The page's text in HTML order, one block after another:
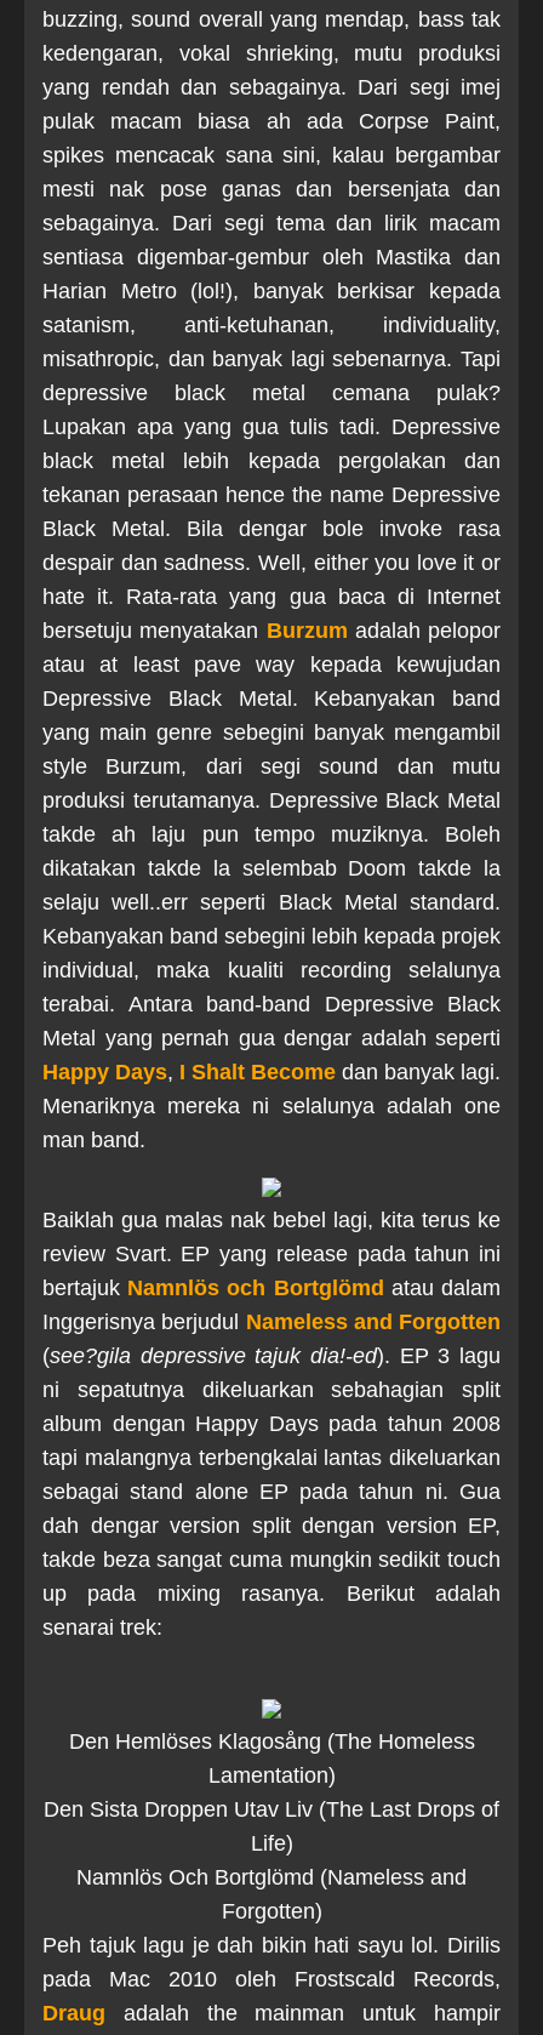
buzzing, sound overall yang mendap, bass tak
kedengaran, vokal shrieking, mutu produksi
yang rendah dan sebagainya. Dari segi imej
pulak macam biasa ah ada Corpse Paint,
spikes mencacak sana sini, kalau bergambar
mesti nak pose ganas dan bersenjata dan
sebagainya. Dari segi tema dan lirik macam
sentiasa digembar-gembur oleh Mastika dan
Harian Metro (lol!), banyak berkisar kepada
satanism, anti-ketuhanan, individuality,
misathropic, dan banyak lagi sebenarnya. Tapi
depressive black metal cemana pulak?
Lupakan apa yang gua tulis tadi. Depressive
black metal lebih kepada pergolakan dan
tekanan perasaan hence the name Depressive
Black Metal. Bila dengar bole invoke rasa
despair dan sadness. Well, either you love it or
hate it. Rata-rata yang gua baca di Internet
bersetuju menyatakan Burzum adalah pelopor
atau at least pave way kepada kewujudan
Depressive Black Metal. Kebanyakan band
yang main genre sebegini banyak mengambil
style Burzum, dari segi sound dan mutu
produksi terutamanya. Depressive Black Metal
takde ah laju pun tempo muziknya. Boleh
dikatakan takde la selembab Doom takde la
selaju well..err seperti Black Metal standard.
Kebanyakan band sebegini lebih kepada projek
individual, maka kualiti recording selalunya
terabai. Antara band-band Depressive Black
Metal yang pernah gua dengar adalah seperti
Happy Days, I Shalt Become dan banyak lagi.
Menariknya mereka ni selalunya adalah one
man band.
Baiklah gua malas nak bebel lagi, kita terus ke
review Svart. EP yang release pada tahun ini
bertajuk Namnlös och Bortglömd atau dalam
Inggerisnya berjudul Nameless and Forgotten
(see?gila depressive tajuk dia!-ed). EP 3 lagu
ni sepatutnya dikeluarkan sebahagian split
album dengan Happy Days pada tahun 2008
tapi malangnya terbengkalai lantas dikeluarkan
sebagai stand alone EP pada tahun ni. Gua
dah dengar version split dengan version EP,
takde beza sangat cuma mungkin sedikit touch
up pada mixing rasanya. Berikut adalah
senarai trek:
Den Hemlöses Klagosång (The Homeless
Lamentation)
Den Sista Droppen Utav Liv (The Last Drops of
Life)
Namnlös Och Bortglömd (Nameless and
Forgotten)
Peh tajuk lagu je dah bikin hati sayu lol. Dirilis
pada Mac 2010 oleh Frostscald Records,
Draug adalah the mainman untuk hampir